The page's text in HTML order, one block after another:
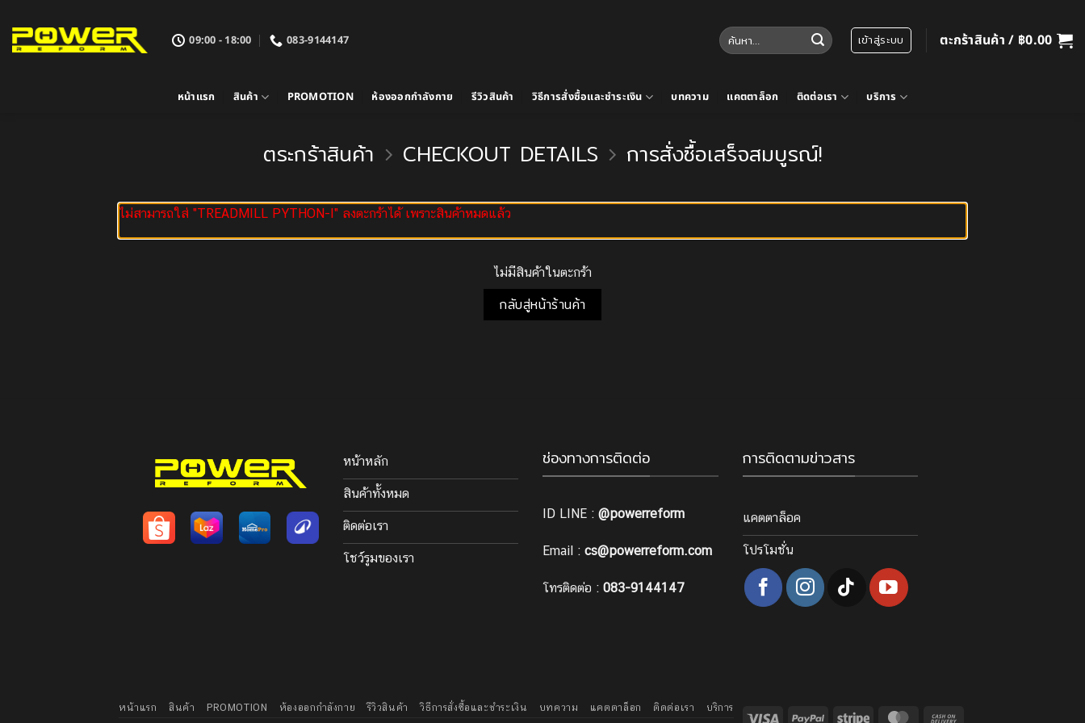
ไป
09:00 - 18:00 083-9144147 ค้นหา: เข้าสู่ระบบ ตะกร้าสินค้า / ฿0.00
หน้าแรก สินค้า PROMOTION ห้องออกกำลังกาย รีวิวสินค้า วิธีการสั่งซื้อและชำระเงิน บทความ แคตตาล็อก ติดต่อเรา บริการ
ตระกร้าสินค้า CHECKOUT DETAILS การสั่งซื้อเสร็จสมบูรณ์!
ไม่สามารถใส่ "TREADMILL PYTHON-I" ลงตะกร้าได้ เพราะสินค้าหมดแล้ว
ไม่มีสินค้าในตะกร้า
กลับสู่หน้าร้านค้า
หน้าหลัก
สินค้าทั้งหมด
ติดต่อเรา
โชว์รูมของเรา
ช่องทางการติดต่อ
ID LINE : @powerreform
Email : cs@powerreform.com
โทรติดต่อ : 083-9144147
การติดตามข่าวสาร
แคตตาล็อค
โปรโมชั่น
Visa PayPal Stripe MasterCard
หน้าแรก สินค้า PROMOTION ห้องออกกำลังกาย รีวิวสินค้า วิธีการสั่งซื้อและชำระเงิน บทความ แคตตาล็อก ติดต่อเรา บริการ